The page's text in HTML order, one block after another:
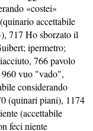
«costei»
accettabile
717 Ho sborzato il
ipermetro;
766 pavolo
vuo "vado",
considerando
(quinari piani), 1174
(accettabile
feci niente